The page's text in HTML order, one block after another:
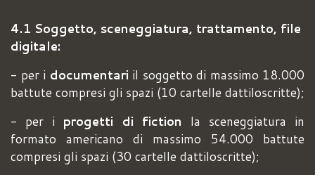
4.1 Soggetto, sceneggiatura, trattamento, file
digitale:
- per i documentari il soggetto di massimo 18.000
battute compresi gli spazi (10 cartelle dattiloscritte);
- per i progetti di fiction la sceneggiatura in
formato americano di massimo 54.000 battute
compresi gli spazi (30 cartelle dattiloscritte);